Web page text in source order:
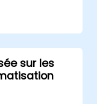
sur les